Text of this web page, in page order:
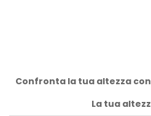
Confronta la tua altezza con
La tua